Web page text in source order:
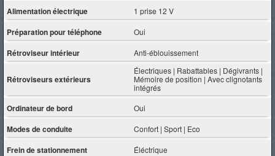
Alimentation électrique 1 prise 12 V
Préparation pour téléphone Oui
Rétroviseur intérieur Anti-éblouissement
Rétroviseurs extérieurs
Électriques | Rabattables | Dégivrants |
Mémoire de position | Avec clignotants
intégrés
Ordinateur de bord Oui
Modes de conduite Confort | Sport | Eco
Frein de stationnement Éléctrique